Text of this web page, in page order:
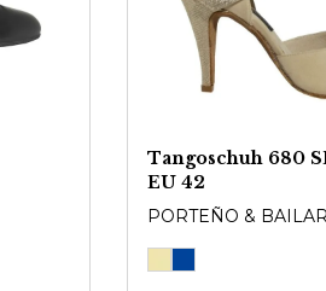
Tangoschuh 680
EU 42
PORTEÑO &